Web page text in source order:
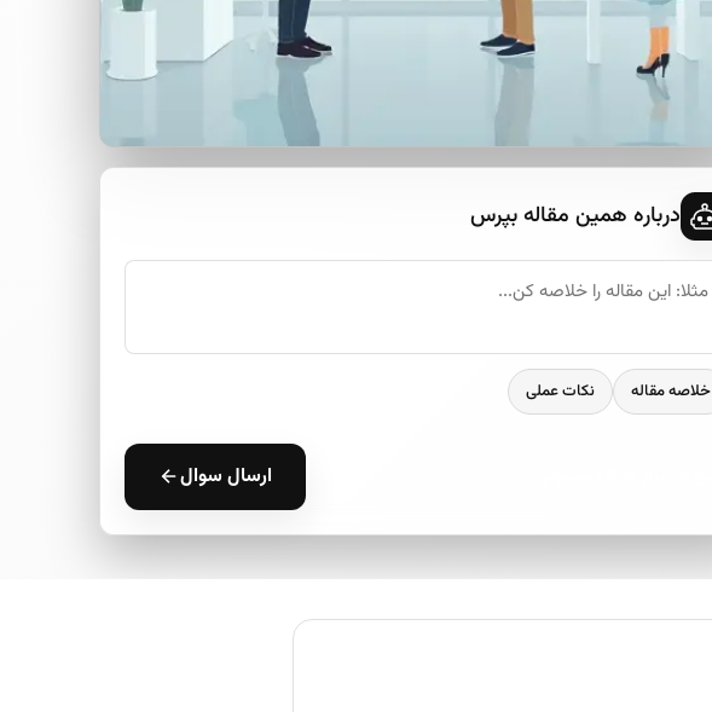
درباره همین مقاله بپرس
خلاصه مقاله نکات عملی
ارسال سوال